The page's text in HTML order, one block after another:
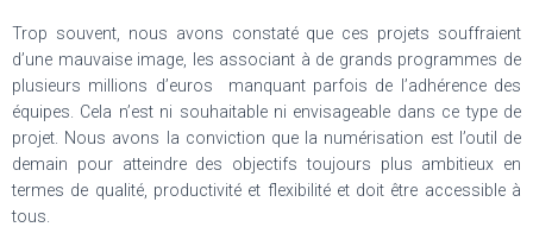
Trop souvent, nous avons constaté que ces projets souffraient
d’une mauvaise image, les associant à de grands programmes de
plusieurs millions d’euros manquant parfois de l’adhérence des
équipes. Cela n’est ni souhaitable ni envisageable dans ce type de
projet. Nous avons la conviction que la numérisation est l’outil de
demain pour atteindre des objectifs toujours plus ambitieux en
termes de qualité, productivité et flexibilité et doit être accessible à
tous.